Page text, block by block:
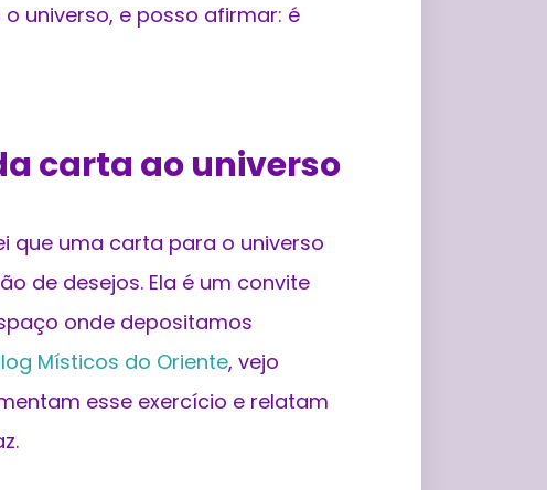
universo, e posso afirmar: é
carta ao universo
que uma carta para o universo
de desejos. Ela é um convite
onde depositamos
Místicos do Oriente, vejo
esse exercício e relatam